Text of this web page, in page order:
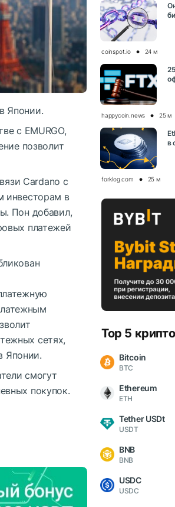
Японии.
с EMURGO,
позволит
Cardano с
инвесторам в
Пон добавил,
платежей
сетях,
Японии.
смогут
покупок.
coinspot.io 24 м
happycoin.news 25 м
в
forklog.com 25 м
Top 5
Bitcoin
BTC
Ethereum
ETH
Tether USDt
USDT
BNB
BNB
USDC
USDC